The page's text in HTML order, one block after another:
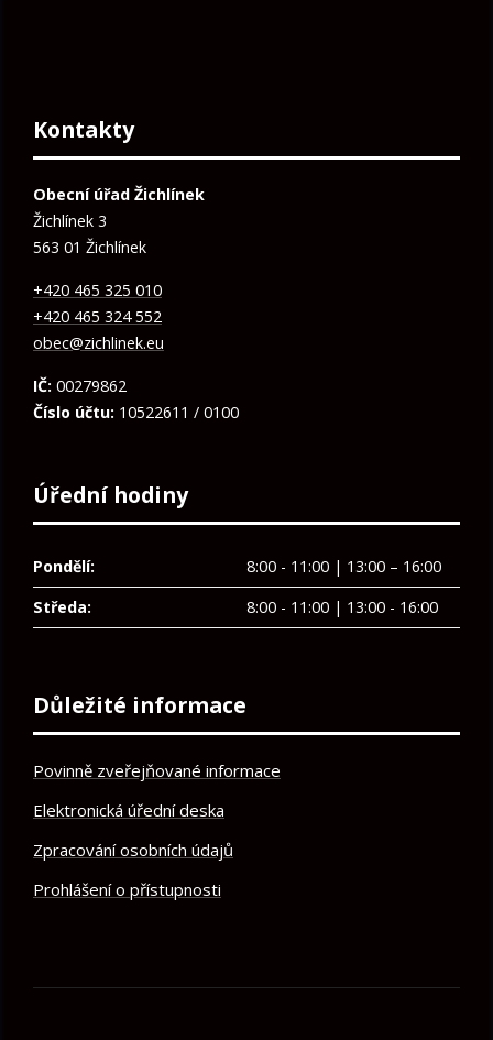
Kontakty
Obecní úřad Žichlínek
Žichlínek 3
563 01 Žichlínek
+420 465 325 010
+420 465 324 552
obec@zichlinek.eu
IČ: 00279862
Číslo účtu: 10522611 / 0100
Úřední hodiny
Pondělí:
8:00 - 11:00 | 13:00 – 16:00
Středa:
8:00 - 11:00 | 13:00 - 16:00
Důležité informace
Povinně zveřejňované informace
Elektronická úřední deska
Zpracování osobních údajů
Prohlášení o přístupnosti